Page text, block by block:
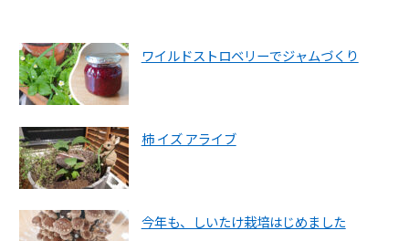
ワイルドストロベリーでジャムづくり
柿 イズ アライブ
今年も、しいたけ栽培はじめました